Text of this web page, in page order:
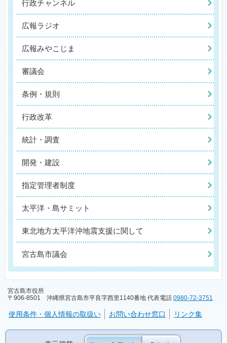
行政チャンネル
広報ラジオ
広報みやこじま
審議会
条例・規則
行政改革
統計・調査
開発・建設
指定管理者制度
太平洋・島サミット
東北地方太平洋沖地震支援に関して
宮古島市議会
宮古島市役所
〒906-8501 沖縄県宮古島市平良字西里1140番地 代表電話 0980-72-3751
使用条件・個人情報の取扱い お問い合わせ窓口 リンク集